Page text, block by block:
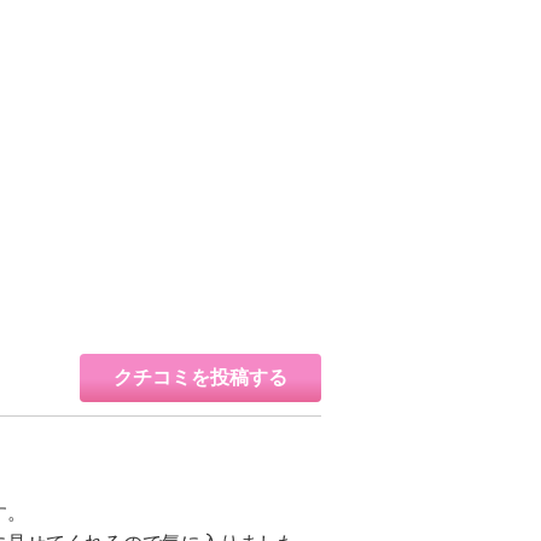
クチコミを投稿する